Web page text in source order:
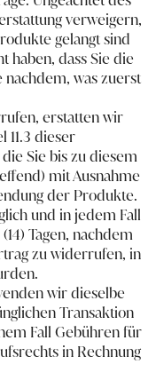
verweigern,
gelangt sind
haben, dass Sie die
was zuerst
erstatten wir
11.3 dieser
Sie bis zu diesem
mit Ausnahme
der Produkte.
und in jedem Fall
Tagen, nachdem
zu widerrufen, in
wir dieselbe
Transaktion
Fall Gebühren für
in Rechnung